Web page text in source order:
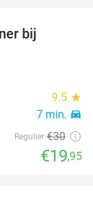
bij
9.5 star
7 min. directions_car
Regulier €30
€19,95